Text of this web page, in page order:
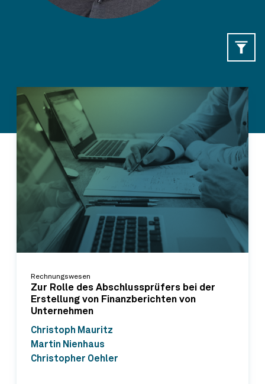
Rechnungswesen
Zur Rolle des Abschlussprüfers bei der
Erstellung von Finanzberichten von
Unternehmen
Christoph Mauritz
Martin Nienhaus
Christopher Oehler